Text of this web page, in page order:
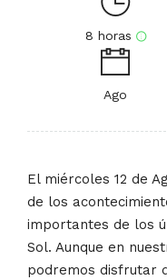
8 horas
Ago
El miércoles 12 de
de los
importantes de los
Sol. Aunque en
podremos disfrutar